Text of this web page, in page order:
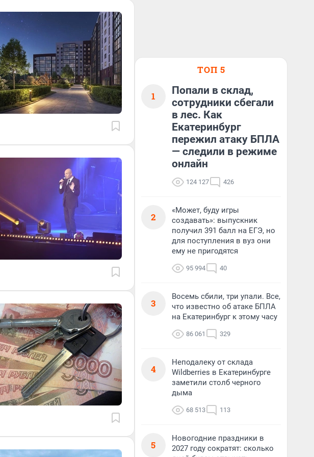
ТОП 5
1
Попали в склад,
сотрудники сбегали
в лес. Как
Екатеринбург
пережил атаку БПЛА
— следили в режиме
онлайн
124 127 426
2
«Может, буду игры
создавать»: выпускник
получил 391 балл на ЕГЭ, но
для поступления в вуз они
ему не пригодятся
95 994 40
3
Восемь сбили, три упали. Все,
что известно об атаке БПЛА
на Екатеринбург к этому часу
86 061 329
4
Неподалеку от склада
Wildberries в Екатеринбурге
заметили столб черного
дыма
68 513 113
5
Новогодние праздники в
2027 году сократят: сколько